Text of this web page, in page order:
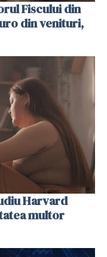
Fiscului din
din venituri,
Harvard
multor